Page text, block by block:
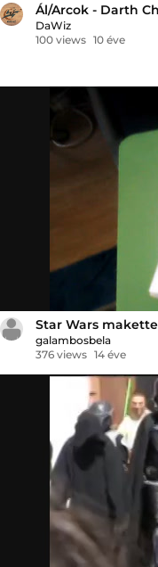
Ál/Arcok - Darth
DaWiz
100 views 10 éve
Star Wars
galambosbela
376 views 14 éve